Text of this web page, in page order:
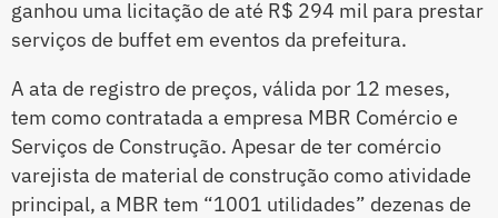
ganhou uma licitação de até R$ 294 mil para prestar
serviços de buffet em eventos da prefeitura.
A ata de registro de preços, válida por 12 meses,
tem como contratada a empresa MBR Comércio e
Serviços de Construção. Apesar de ter comércio
varejista de material de construção como atividade
principal, a MBR tem “1001 utilidades” dezenas de